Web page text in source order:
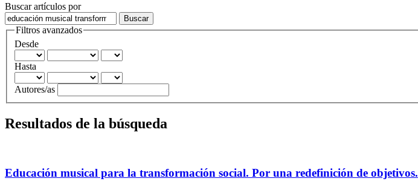
Buscar artículos por
Filtros avanzados
Desde
Hasta
Autores/as
Resultados de la búsqueda
Educación musical para la transformación social. Por una redefinición de objetivos.